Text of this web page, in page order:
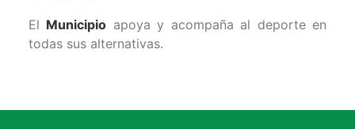
El Municipio apoya y acompaña al deporte en
todas sus alternativas.